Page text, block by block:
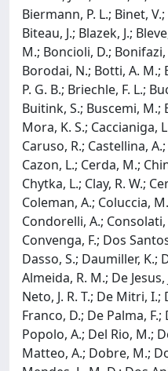
Biermann, P. L.; Binet,
Biteau, J.; Blazek, J.;
M.; Boncioli, D.;
Borodai, N.; Botti, A. M.;
P. G. B.; Briechle, F. L.;
Buitink, S.; Buscemi, M.;
Mora, K. S.; Caccianiga,
Caruso, R.; Castellina,
Cazon, L.; Cerda, M.;
Chytka, L.; Clay, R. W.;
Coleman, A.; Coluccia,
Condorelli, A.; Consolati,
Convenga, F.; Dos
Dasso, S.; Daumiller, K.;
Almeida, R. M.; De Jesus,
Neto, J. R. T.; De Mitri,
Franco, D.; De Palma, F.;
Popolo, A.; Del Rio, M.;
Matteo, A.; Dobre, M.;